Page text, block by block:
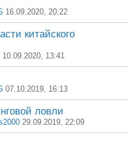
16.09.2020, 20:22
китайского
10.09.2020, 13:41
07.10.2019, 16:13
ловли
29.09.2019, 22:09